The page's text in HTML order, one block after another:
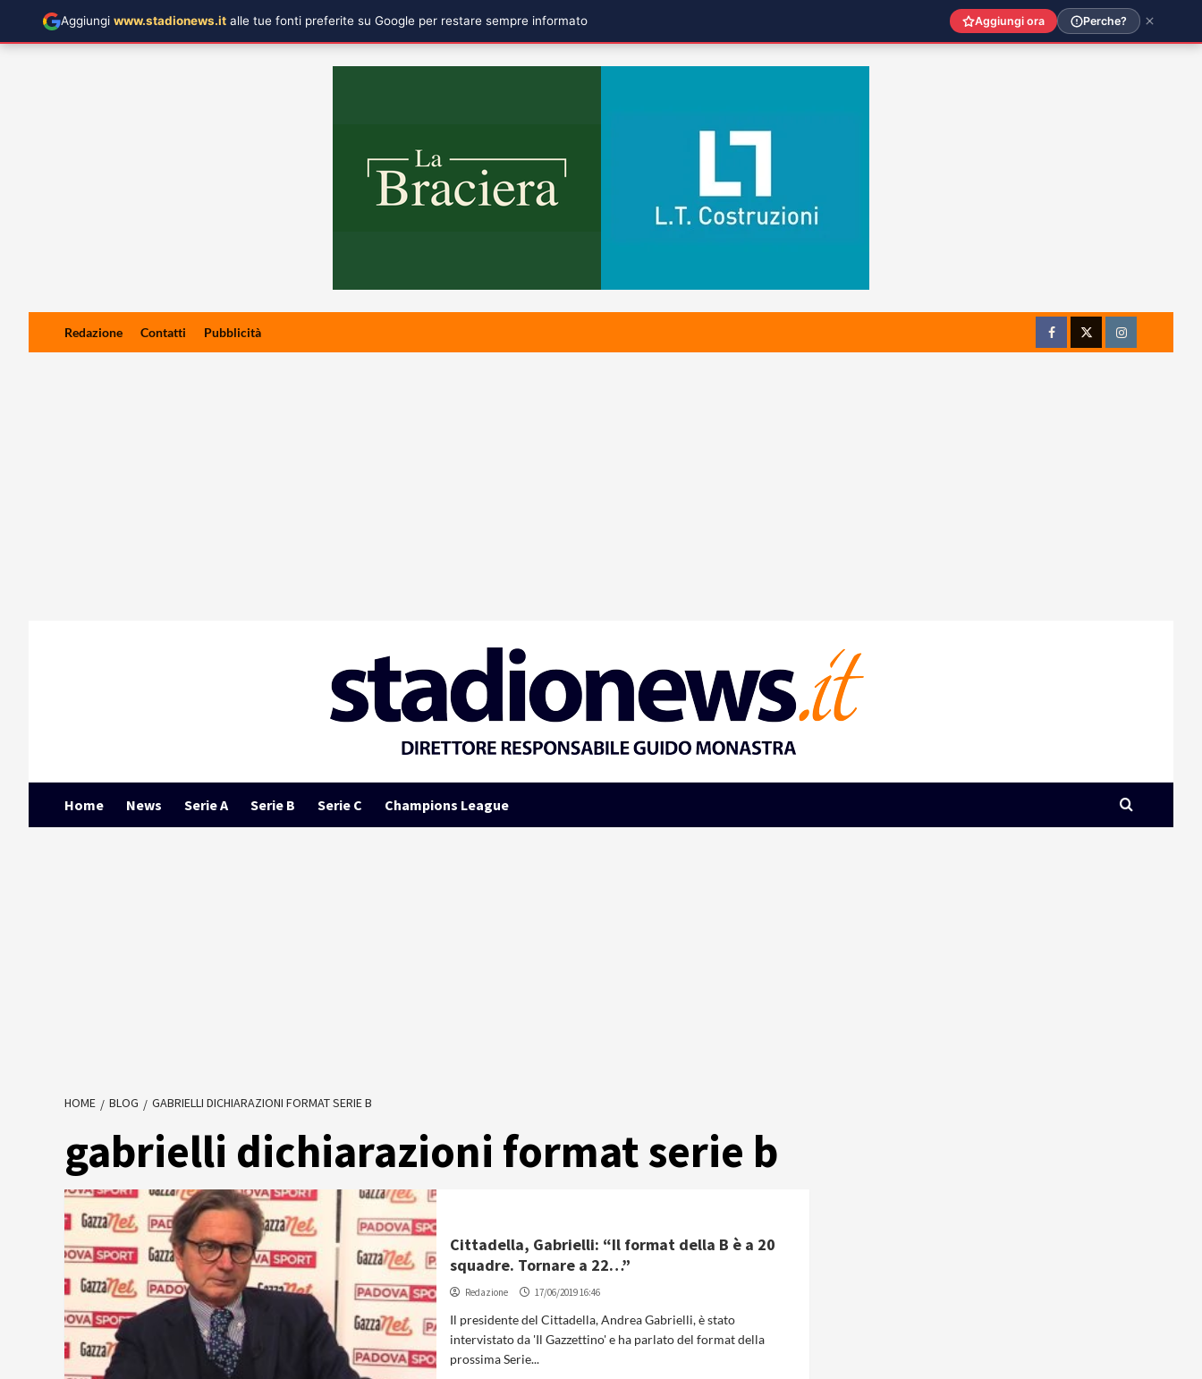
Redazione Contatti Pubblicità
FacebookTwitterInstagram
Home News Serie A Serie B Serie C Champions League
HOME BLOG GABRIELLI DICHIARAZIONI FORMAT SERIE B
gabrielli dichiarazioni format serie b
Cittadella, Gabrielli: “Il format della B è a 20
squadre. Tornare a 22…”
Redazione 17/06/2019 16:46
Il presidente del Cittadella, Andrea Gabrielli, è stato
intervistato da 'Il Gazzettino' e ha parlato del format della
prossima Serie...
Aggiungi www.stadionews.it alle tue fonti preferite su Google per restare sempre informato Aggiungi ora Perche?